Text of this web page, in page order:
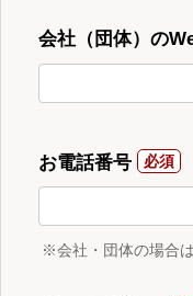
会社（団体）の
お電話番号
※会社・団体の場合